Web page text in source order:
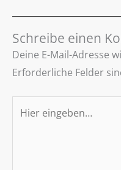
Schreibe einen
Deine E-Mail-Adresse
Erforderliche Felder
eingeben…